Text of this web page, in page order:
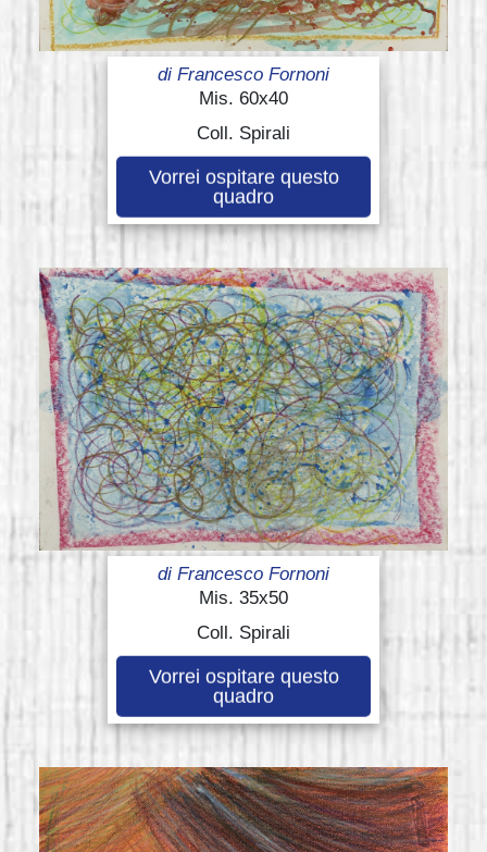
di Francesco Fornoni
Mis. 60x40
Coll. Spirali
Vorrei ospitare questo
quadro
di Francesco Fornoni
Mis. 35x50
Coll. Spirali
Vorrei ospitare questo
quadro